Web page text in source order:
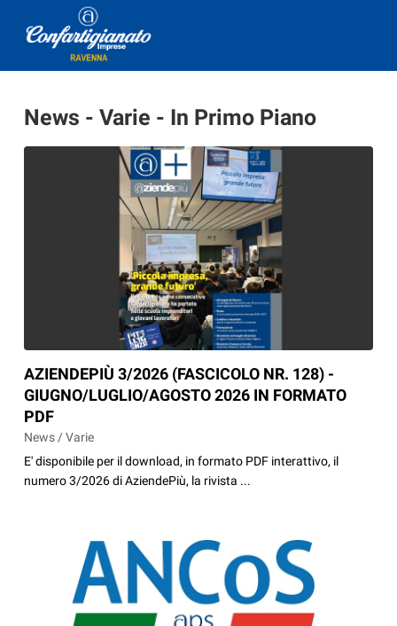
News - Varie - In Primo Piano
AZIENDEPIÙ 3/2026 (FASCICOLO NR. 128) -
GIUGNO/LUGLIO/AGOSTO 2026 IN FORMATO
PDF
News / Varie
E' disponibile per il download, in formato PDF interattivo, il
numero 3/2026 di AziendePiù, la rivista ...